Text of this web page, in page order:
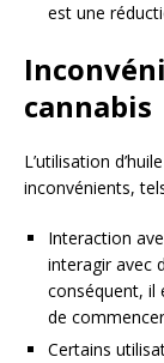
est une
cannabis
L’utilisation
inconvénients,
Interaction
interagir avec
conséquent, il
de
Certains